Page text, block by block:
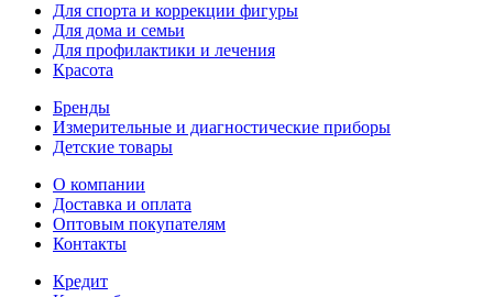
Для спорта и коррекции фигуры
Для дома и семьи
Для профилактики и лечения
Красота
Бренды
Измерительные и диагностические приборы
Детские товары
О компании
Доставка и оплата
Оптовым покупателям
Контакты
Кредит